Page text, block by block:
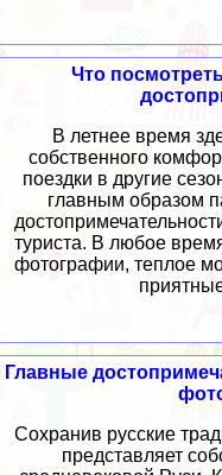
Что
В летнее время
собственного
поездки в другие
главным образом
туриста. В любое
фотографии, теплое
Главные
Сохранив русские
представляет